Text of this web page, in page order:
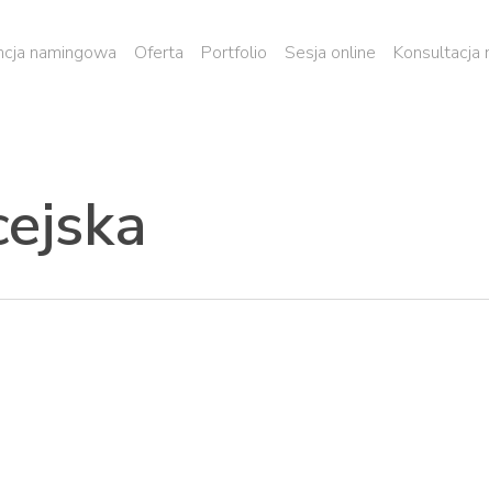
namingowa Oferta Portfolio Sesja online Konsultacja